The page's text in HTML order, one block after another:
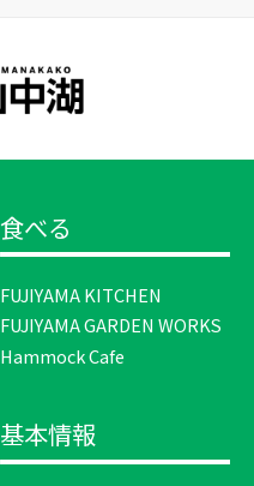
食べる
FUJIYAMA KITCHEN
FUJIYAMA GARDEN WORKS
Hammock Cafe
基本情報